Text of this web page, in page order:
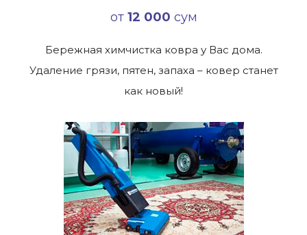
от 12 000 сум
Бережная химчистка ковра у Вас дома.
Удаление грязи, пятен, запаха – ковер станет
как новый!